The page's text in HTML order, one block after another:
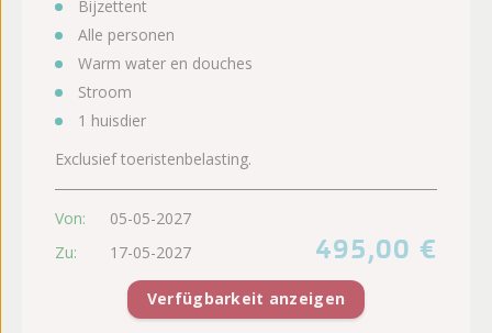
Bijzettent
Alle personen
Warm water en douches
Stroom
1 huisdier
Exclusief toeristenbelasting.
Von:
05-05-2027
Zu:
17-05-2027 495,00 €
Verfügbarkeit anzeigen